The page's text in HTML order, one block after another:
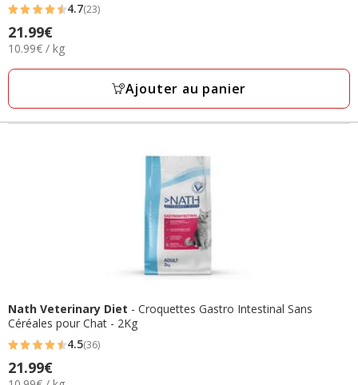
4.7
étoiles
avec
23
4.7(23)
Prix
21.99€
21.99€
10.99€
Kg
10.99€ / kg
Ajouter au panier
Nath Veterinary Diet - Croquettes Gastro Intestinal Sans
Céréales pour Chat - 2Kg
4.5
étoiles
4.5(36)
Prix
21.99€